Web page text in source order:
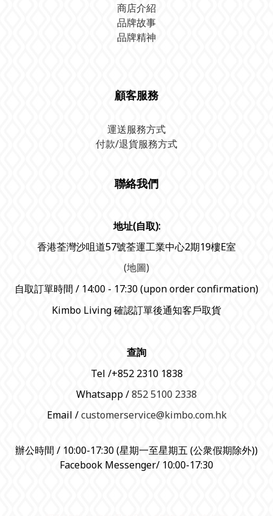
商店介紹
品牌故事
品牌精神
顧客服務
運送服務方式
付款/退貨服務方式
聯絡我們
地址(自取):
香港荃灣沙咀道57號荃運工業中心2期19樓E室
(地圖)
自取訂單時間 / 14:00 - 17:30 (upon order confirmation)
Kimbo Living 確認訂單後通知客戶取貨
查詢
Tel /+852 2310 1838
Whatsapp /852 5100 2338
Email /customerservice@kimbo.com.hk
辦公時間 / 10:00-17:30 (星期一至星期五 (公衆假期除外))
Facebook Messenger/ 10:00-17:30